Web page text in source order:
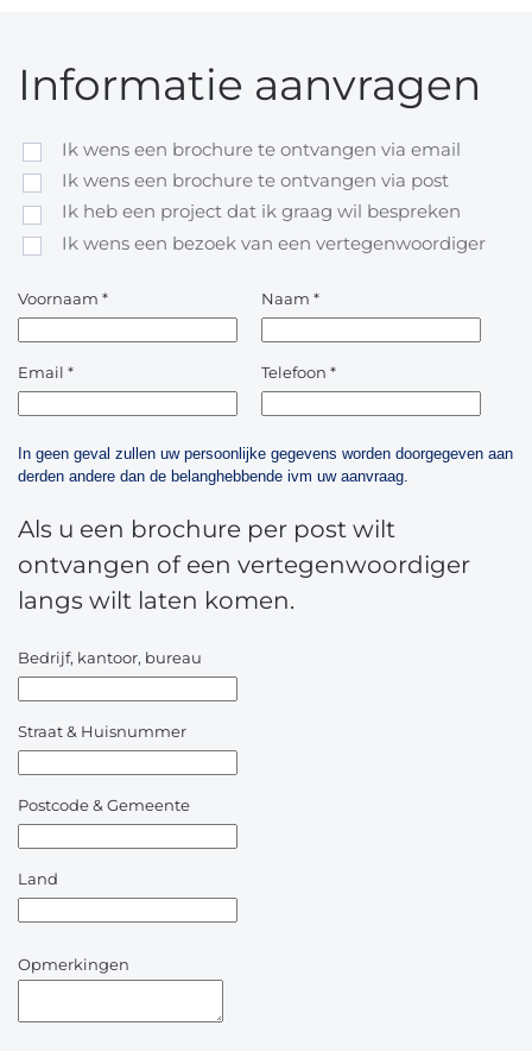
Informatie aanvragen
Ik wens een brochure te ontvangen via email
Ik wens een brochure te ontvangen via post
Ik heb een project dat ik graag wil bespreken
Ik wens een bezoek van een vertegenwoordiger
Voornaam * Naam *
Email * Telefoon *
In geen geval zullen uw persoonlijke gegevens worden doorgegeven aan
derden andere dan de belanghebbende ivm uw aanvraag.
Als u een brochure per post wilt
ontvangen of een vertegenwoordiger
langs wilt laten komen.
Bedrijf, kantoor, bureau
Straat & Huisnummer
Postcode & Gemeente
Land
Opmerkingen